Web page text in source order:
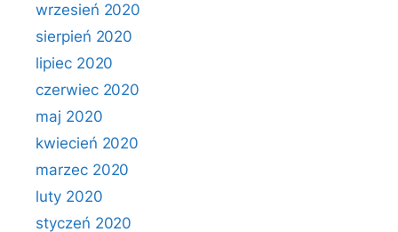
wrzesień 2020
sierpień 2020
lipiec 2020
czerwiec 2020
maj 2020
kwiecień 2020
marzec 2020
luty 2020
styczeń 2020